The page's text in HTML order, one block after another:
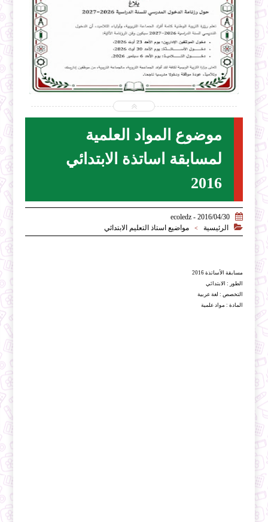
2026-07-31
ecoledz.net
موضوع المواد العلمية
لمسابقة اساتذة الابتدائي
2016

2016/04/30 - ecoledz

الرئيسية > مواضيع استاذ التعليم الابتدائي
مسابقة الأساتذة 2016
الطور : الابتدائي
التخصص : لغة عربية
المادة : مواد علمية